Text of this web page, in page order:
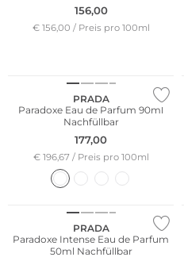
156,00
€ 156,00 / Preis pro 100ml
PRADA
Paradoxe Eau de Parfum 90ml
Nachfüllbar
177,00
€ 196,67 / Preis pro 100ml
PRADA
Paradoxe Intense Eau de Parfum
50ml Nachfüllbar